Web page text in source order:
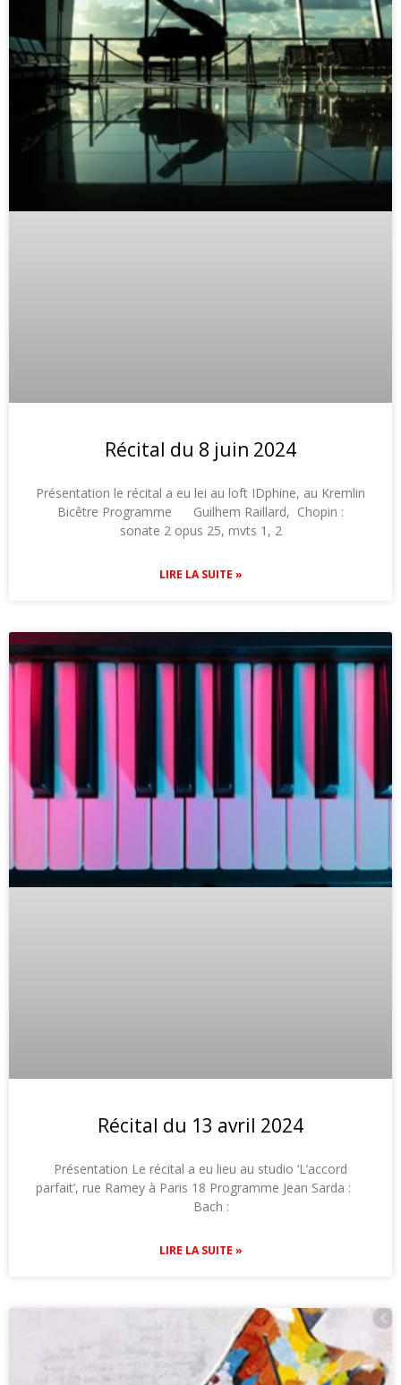
Récital du 8 juin 2024
Présentation le récital a eu lei au loft IDphine, au Kremlin
Bicêtre Programme Guilhem Raillard, Chopin :
sonate 2 opus 25, mvts 1, 2
LIRE LA SUITE »
Récital du 13 avril 2024
Présentation Le récital a eu lieu au studio ‘L’accord
parfait’, rue Ramey à Paris 18 Programme Jean Sarda :
Bach :
LIRE LA SUITE »